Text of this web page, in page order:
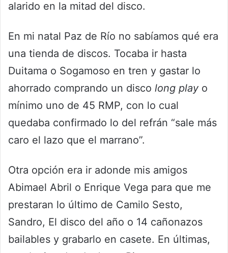
alarido en la mitad del disco.
En mi natal Paz de Río no sabíamos qué era
una tienda de discos. Tocaba ir hasta
Duitama o Sogamoso en tren y gastar lo
ahorrado comprando un disco long playo
mínimo uno de 45 RMP, con lo cual
quedaba confirmado lo del refrán “sale más
caro el lazo que el marrano”.
Otra opción era ir adonde mis amigos
Abimael Abril o Enrique Vega para que me
prestaran lo último de Camilo Sesto,
Sandro, El disco del año o 14 cañonazos
bailables y grabarlo en casete. En últimas,